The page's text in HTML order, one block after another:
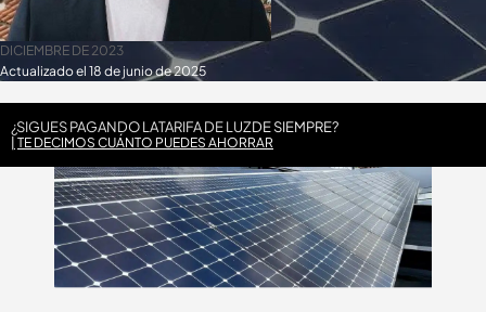
DICIEMBRE DE 2023
Actualizado el 18 de junio de 2025
¿SIGUES PAGANDO LATARIFA DE LUZDE SIEMPRE?
TE DECIMOS CUÁNTO PUEDES AHORRAR